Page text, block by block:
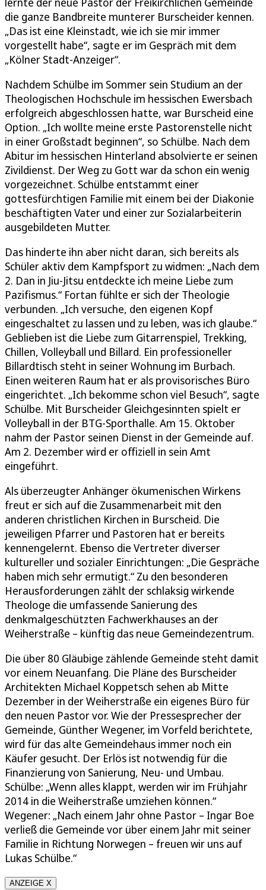
die ganze Bandbreite munterer Burscheider kennen.
„Das ist eine Kleinstadt, wie ich sie mir immer
vorgestellt habe“, sagte er im Gespräch mit dem
„Kölner Stadt-Anzeiger“.
Nachdem Schülbe im Sommer sein Studium an der
Theologischen Hochschule im hessischen Ewersbach
erfolgreich abgeschlossen hatte, war Burscheid eine
Option. „Ich wollte meine erste Pastorenstelle nicht
in einer Großstadt beginnen“, so Schülbe. Nach dem
Abitur im hessischen Hinterland absolvierte er seinen
Zivildienst. Der Weg zu Gott war da schon ein wenig
vorgezeichnet. Schülbe entstammt einer
gottesfürchtigen Familie mit einem bei der Diakonie
beschäftigten Vater und einer zur Sozialarbeiterin
ausgebildeten Mutter.
Das hinderte ihn aber nicht daran, sich bereits als
Schüler aktiv dem Kampfsport zu widmen: „Nach dem
2. Dan in Jiu-Jitsu entdeckte ich meine Liebe zum
Pazifismus.“ Fortan fühlte er sich der Theologie
verbunden. „Ich versuche, den eigenen Kopf
eingeschaltet zu lassen und zu leben, was ich glaube.“
Geblieben ist die Liebe zum Gitarrenspiel, Trekking,
Chillen, Volleyball und Billard. Ein professioneller
Billardtisch steht in seiner Wohnung im Burbach.
Einen weiteren Raum hat er als provisorisches Büro
eingerichtet. „Ich bekomme schon viel Besuch“, sagte
Schülbe. Mit Burscheider Gleichgesinnten spielt er
Volleyball in der BTG-Sporthalle. Am 15. Oktober
nahm der Pastor seinen Dienst in der Gemeinde auf.
Am 2. Dezember wird er offiziell in sein Amt
eingeführt.
Als überzeugter Anhänger ökumenischen Wirkens
freut er sich auf die Zusammenarbeit mit den
anderen christlichen Kirchen in Burscheid. Die
jeweiligen Pfarrer und Pastoren hat er bereits
kennengelernt. Ebenso die Vertreter diverser
kultureller und sozialer Einrichtungen: „Die Gespräche
haben mich sehr ermutigt.“ Zu den besonderen
Herausforderungen zählt der schlaksig wirkende
Theologe die umfassende Sanierung des
denkmalgeschützten Fachwerkhauses an der
Weiherstraße – künftig das neue Gemeindezentrum.
Die über 80 Gläubige zählende Gemeinde steht damit
vor einem Neuanfang. Die Pläne des Burscheider
Architekten Michael Koppetsch sehen ab Mitte
Dezember in der Weiherstraße ein eigenes Büro für
den neuen Pastor vor. Wie der Pressesprecher der
Gemeinde, Günther Wegener, im Vorfeld berichtete,
wird für das alte Gemeindehaus immer noch ein
Käufer gesucht. Der Erlös ist notwendig für die
Finanzierung von Sanierung, Neu- und Umbau.
Schülbe: „Wenn alles klappt, werden wir im Frühjahr
2014 in die Weiherstraße umziehen können.“
Wegener: „Nach einem Jahr ohne Pastor – Ingar Boe
verließ die Gemeinde vor über einem Jahr mit seiner
Familie in Richtung Norwegen – freuen wir uns auf
Lukas Schülbe.“
ANZEIGE X